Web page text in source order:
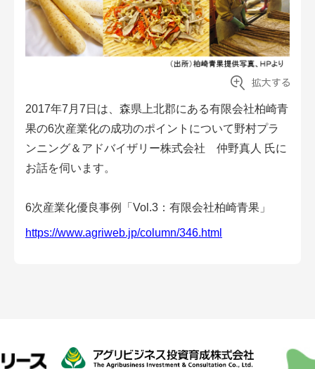
会員限定コンテンツ（無料）
会員登録無料 アグリウェブの使い方
イベント・プロジェクト掲示板
経営アシストチャット
相談できる専門家一覧
アクション別メニュー
基礎知識
2017年7月7日は、森県上北郡にある有限会社柏崎青
果の6次産業化の成功のポイントについて野村プラ
ンニング＆アドバイザリー株式会社 仲野真人 氏に
お話を伺います。
6次産業化優良事例「Vol.3：有限会社柏崎青果」
https://www.agriweb.jp/column/346.html